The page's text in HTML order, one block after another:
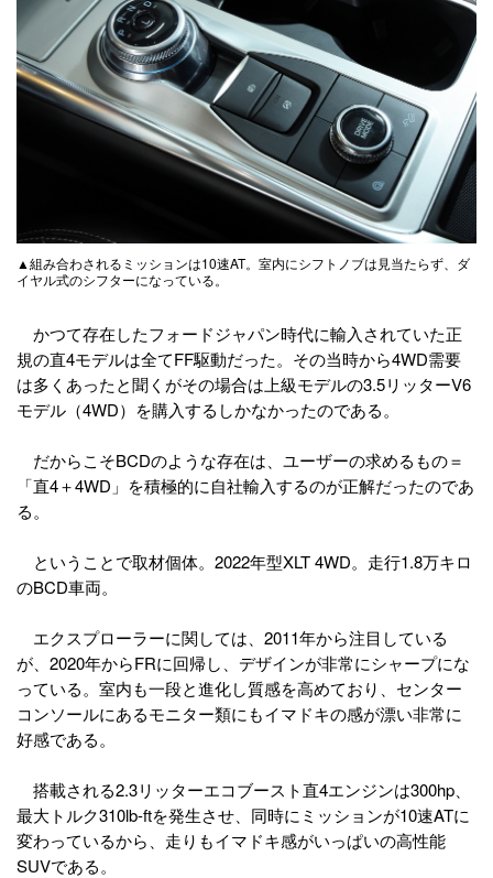
▲組み合わされるミッションは10速AT。室内にシフトノブは見当たらず、ダ
イヤル式のシフターになっている。
かつて存在したフォードジャパン時代に輸入されていた正
規の直4モデルは全てFF駆動だった。その当時から4WD需要
は多くあったと聞くがその場合は上級モデルの3.5リッターV6
モデル（4WD）を購入するしかなかったのである。
だからこそBCDのような存在は、ユーザーの求めるもの＝
「直4＋4WD」を積極的に自社輸入するのが正解だったのであ
る。
ということで取材個体。2022年型XLT 4WD。走行1.8万キロ
のBCD車両。
エクスプローラーに関しては、2011年から注目している
が、2020年からFRに回帰し、デザインが非常にシャープにな
っている。室内も一段と進化し質感を高めており、センター
コンソールにあるモニター類にもイマドキの感が漂い非常に
好感である。
搭載される2.3リッターエコブースト直4エンジンは300hp、
最大トルク310lb-ftを発生させ、同時にミッションが10速ATに
変わっているから、走りもイマドキ感がいっぱいの高性能
SUVである。